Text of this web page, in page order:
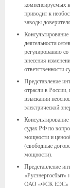
компенсируемых
приводит к
заводы
деятельности
регулированию
внесения
ответственности
Представление
отрасли в России,
взыскании
электрической
судах РФ по
мощности и
(свободные
мощности).
Представление
«Русэнергосбыт»
ОАО «ФСК ЕЭС» в